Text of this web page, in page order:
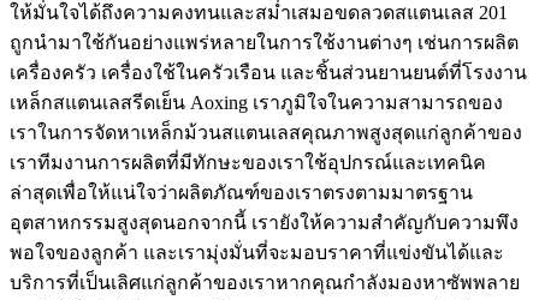
ให้มั่นใจได้ถึงความคงทนและสม่ำเสมอขดลวดสแตนเลส 201
ถูกนำมาใช้กันอย่างแพร่หลายในการใช้งานต่างๆ เช่นการผลิต
เครื่องครัว เครื่องใช้ในครัวเรือน และชิ้นส่วนยานยนต์ที่โรงงาน
เหล็กสแตนเลสรีดเย็น Aoxing เราภูมิใจในความสามารถของ
เราในการจัดหาเหล็กม้วนสแตนเลสคุณภาพสูงสุดแก่ลูกค้าของ
เราทีมงานการผลิตที่มีทักษะของเราใช้อุปกรณ์และเทคนิค
ล่าสุดเพื่อให้แน่ใจว่าผลิตภัณฑ์ของเราตรงตามมาตรฐาน
อุตสาหกรรมสูงสุดนอกจากนี้ เรายังให้ความสำคัญกับความพึง
พอใจของลูกค้า และเรามุ่งมั่นที่จะมอบราคาที่แข่งขันได้และ
บริการที่เป็นเลิศแก่ลูกค้าของเราหากคุณกำลังมองหาซัพพลาย